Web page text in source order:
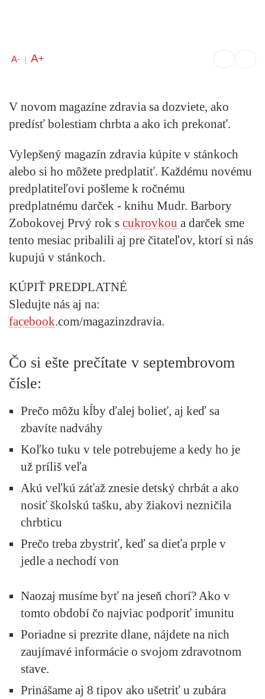
A- | A+
V novom magazíne zdravia sa dozviete, ako
predísť bolestiam chrbta a ako ich prekonať.
Vylepšený magazín zdravia kúpite v stánkoch
alebo si ho môžete predplatiť. Každému novému
predplatiteľovi pošleme k ročnému
predplatnému darček - knihu Mudr. Barbory
Zobokovej Prvý rok s cukrovkou a darček sme
tento mesiac pribalili aj pre čitateľov, ktorí si nás
kupujú v stánkoch.
KÚPIŤ PREDPLATNÉ
Sledujte nás aj na:
facebook.com/magazinzdravia.
Čo si ešte prečítate v septembrovom
čísle:
Prečo môžu kĺby ďalej bolieť, aj keď sa
zbavíte nadváhy
Koľko tuku v tele potrebujeme a kedy ho je
už príliš veľa
Akú veľkú záťaž znesie detský chrbát a ako
nosiť školskú tašku, aby žiakovi nezničila
chrbticu
Prečo treba zbystriť, keď sa dieťa prple v
jedle a nechodí von
Naozaj musíme byť na jeseň chorí? Ako v
tomto období čo najviac podporiť imunitu
Poriadne si prezrite dlane, nájdete na nich
zaujímavé informácie o svojom zdravotnom
stave.
Prinášame aj 8 tipov ako ušetriť u zubára